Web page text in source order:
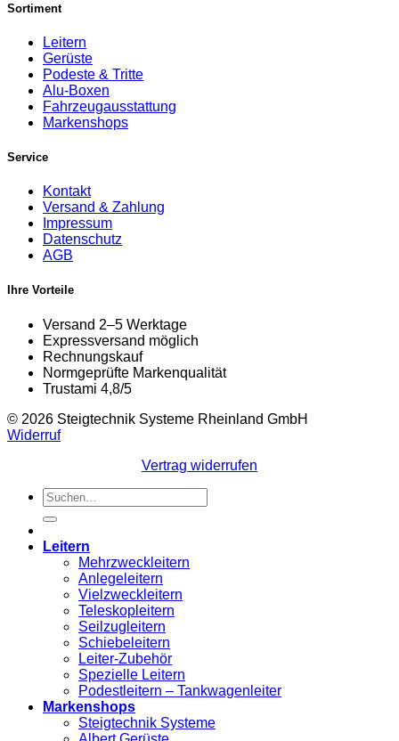
Sortiment
Leitern
Gerüste
Podeste & Tritte
Alu-Boxen
Fahrzeugausstattung
Markenshops
Service
Kontakt
Versand & Zahlung
Impressum
Datenschutz
AGB
Ihre Vorteile
Versand 2–5 Werktage
Expressversand möglich
Rechnungskauf
Normgeprüfte Markenqualität
Trustami 4,8/5
© 2026 Steigtechnik Systeme Rheinland GmbH
Widerruf
Vertrag widerrufen
Suchen
nach:
Leitern
Mehrzweckleitern
Anlegeleitern
Vielzweckleitern
Teleskopleitern
Seilzugleitern
Schiebeleitern
Leiter-Zubehör
Spezielle Leitern
Podestleitern – Tankwagenleiter
Markenshops
Steigtechnik Systeme